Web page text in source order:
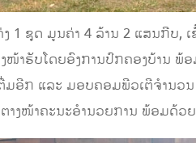
ດ ມູນຄ່າ 4 ລ້ານ 2 ແສນກີບ, ເ
ໜ້າຮັບໂດຍອົງການປົກຄອງບ້ານ
ມອີກ ແລະ ມອບຄອມພີວເຕີຈໍານ
ງໜ້າຄະນະອໍານວຍການ ພ້ອມດ້ວ